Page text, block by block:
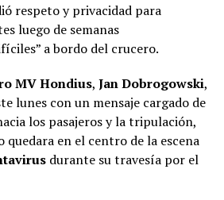
respeto y privacidad para
luego de semanas
a bordo del crucero.
MV Hondius, Jan Dobrogowski,
lunes con un mensaje cargado de
los pasajeros y la tripulación,
quedara en el centro de la escena
durante su travesía por el